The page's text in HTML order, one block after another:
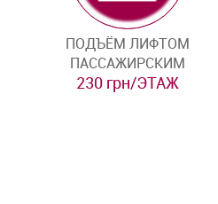
ПОДЪЁМ ЛИФТОМ
ПАССАЖИРСКИМ
230 грн/ЭТАЖ